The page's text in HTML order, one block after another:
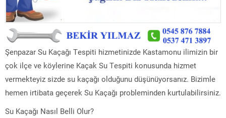
Şenpazar Su Kaçağı Tespiti hizmetinizde Kastamonu ilimizin bir
çok ilçe ve köylerine Kaçak Su Tespiti konusunda hizmet
vermekteyiz sizde su kaçağı olduğunu düşünüyorsanız. Bizimle
hemen irtibata geçerek Su Kaçağı probleminden kurtulabilirsiniz.
Su Kaçağı Nasıl Belli Olur?